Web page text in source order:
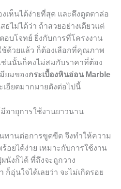
เห็นได้ง่ายที่สุด และดึงดูดตาล่อ
ธไม่ได้ว่า ถ้าสวยอย่างเดียวแต่
บโจทย์ ยิ่งกับการที่โครงงาน
ด้วยแล้ว ก็ต้องเลือกที่คุณภาพ
ช่นนั้นก็คงไม่สมกับราคาที่ต้อง
ยมของกระเบื้องหินอ่อน Marble
เอียดมากมายดังต่อไปนี้
อายุการใช้งานยาวนาน
านต่อการขูดขีด จึงทำให้ความ
อยได้ง่าย เหมาะกับการใช้งาน
นังก็ได้ ที่ถึงจะถูกวาง
ก็อุ่นใจได้เลยว่า จะไม่เกิดรอย